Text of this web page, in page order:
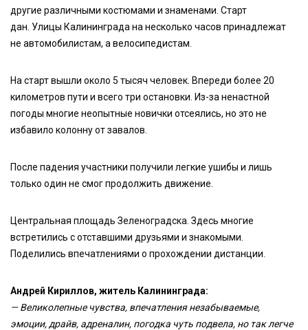
другие различными костюмами и знаменами. Старт
дан. Улицы Калининграда на несколько часов принадлежат
не автомобилистам, а велосипедистам.
На старт вышли около 5 тысяч человек. Впереди более 20
километров пути и всего три остановки. Из-за ненастной
погоды многие неопытные новички отсеялись, но это не
избавило колонну от завалов.
После падения участники получили легкие ушибы и лишь
только один не смог продолжить движение.
Центральная площадь Зеленоградска. Здесь многие
встретились с отставшими друзьями и знакомыми.
Поделились впечатлениями о прохождении дистанции.
Андрей Кириллов, житель Калининграда:
—Великолепные чувства, впечатления незабываемые,
эмоции, драйв, адреналин, погодка чуть подвела, но так легче